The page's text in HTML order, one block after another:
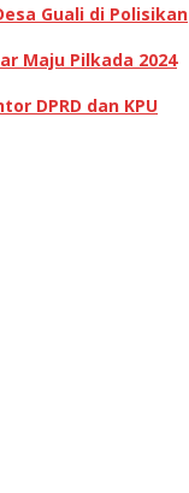
Guali di Polisikan
Maju Pilkada 2024
DPRD dan KPU